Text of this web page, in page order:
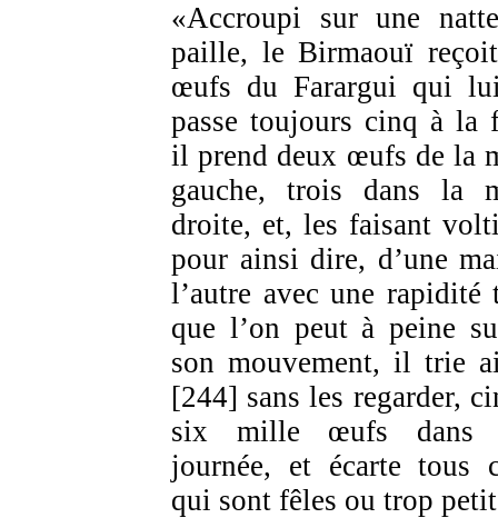
«Accroupi sur une
paille, le Birmaouï
œufs du Farargui qui
passe toujours cinq à la
il prend deux œufs de la
gauche, trois dans la
droite, et, les faisant
pour ainsi dire, d’une
l’autre avec une rapidité
que l’on peut à peine
son mouvement, il trie
[244] sans les regarder,
six mille œufs dans
journée, et écarte tous
qui sont fêles ou trop